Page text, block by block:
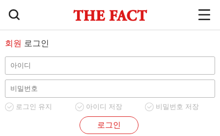
회원 로그인
로그인 유지 아이디 저장 비밀번호 저장
로그인